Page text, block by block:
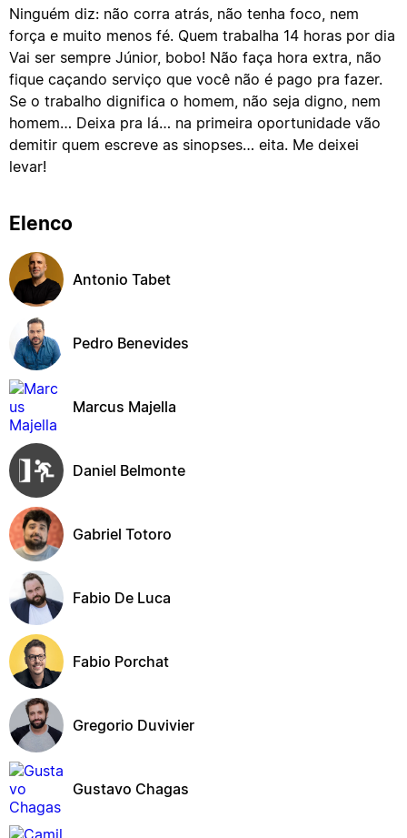
Ninguém diz: não corra atrás, não tenha foco, nem
força e muito menos fé. Quem trabalha 14 horas por dia
Vai ser sempre Júnior, bobo! Não faça hora extra, não
fique caçando serviço que você não é pago pra fazer.
Se o trabalho dignifica o homem, não seja digno, nem
homem… Deixa pra lá… na primeira oportunidade vão
demitir quem escreve as sinopses… eita. Me deixei
levar!
Elenco
Antonio Tabet
Pedro Benevides
Marcus Majella
Daniel Belmonte
Gabriel Totoro
Fabio De Luca
Fabio Porchat
Gregorio Duvivier
Gustavo Chagas